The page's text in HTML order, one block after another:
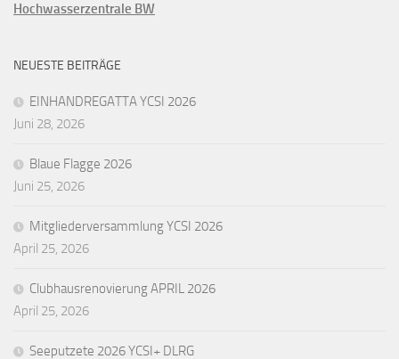
Hochwasserzentrale BW
NEUESTE BEITRÄGE
EINHANDREGATTA YCSI 2026
Juni 28, 2026
Blaue Flagge 2026
Juni 25, 2026
Mitgliederversammlung YCSI 2026
April 25, 2026
Clubhausrenovierung APRIL 2026
April 25, 2026
Seeputzete 2026 YCSI+ DLRG